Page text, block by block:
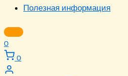
Полезная информация
0
0